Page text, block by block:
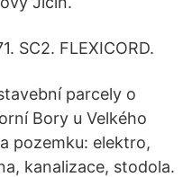
SC2. FLEXICORD.
parcely o
Bory u Velkého
pozemku: elektro,
kanalizace, stodola.